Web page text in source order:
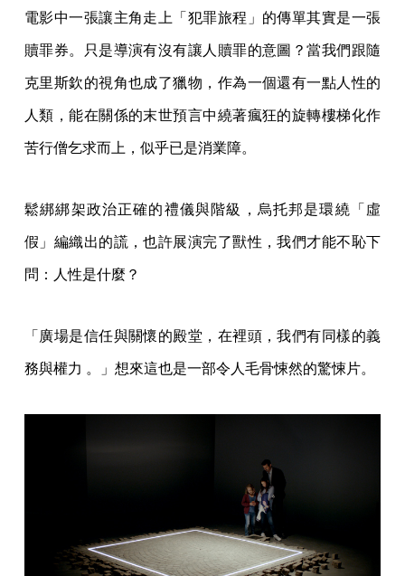
電影中一張讓主角走上「犯罪旅程」的傳單其實是一張
贖罪券。只是導演有沒有讓人贖罪的意圖？當我們跟隨
克里斯欽的視角也成了獵物，作為一個還有一點人性的
人類，能在關係的末世預言中繞著瘋狂的旋轉樓梯化作
苦行僧乞求而上，似乎已是消業障。
鬆綁綁架政治正確的禮儀與階級，烏托邦是環繞「虛
假」編織出的謊，也許展演完了獸性，我們才能不恥下
問：人性是什麼？
「廣場是信任與關懷的殿堂，在裡頭，我們有同樣的義
務與權力 。」想來這也是一部令人毛骨悚然的驚悚片。